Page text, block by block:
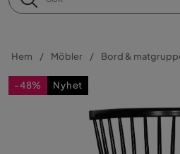
Hem Möbler Bord &
-48% Nyhet